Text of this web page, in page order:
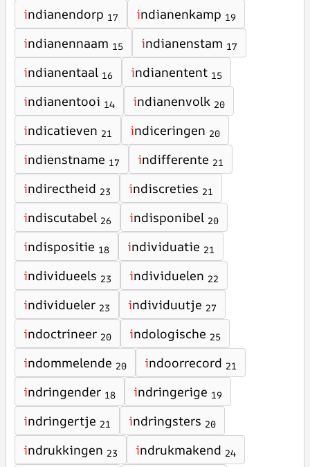
indianendorp 17 indianenkamp 19
indianennaam 15 indianenstam 17
indianentaal 16 indianentent 15
indianentooi 14 indianenvolk 20
indicatieven 21 indiceringen 20
indienstname 17 indifferente 21
indirectheid 23 indiscreties 21
indiscutabel 26 indisponibel 20
indispositie 18 individuatie 21
individueels 23 individuelen 22
individueler 23 individuutje 27
indoctrineer 20 indologische 25
indommelende 20 indoorrecord 21
indringender 18 indringerige 19
indringertje 21 indringsters 20
indrukkingen 23 indrukmakend 24